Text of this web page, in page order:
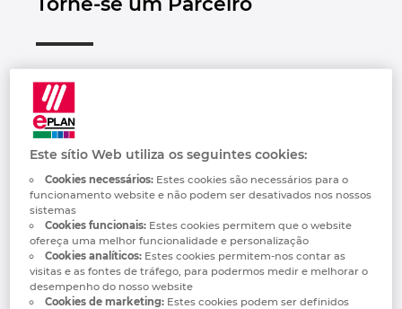
Muito obrigado pelo seu interesse na Rede
de Parceiros EPLAN. Deseja que a sua
empresa se torne um membro? Então, por
favor preencha o formulário de contacto.
Teremos todo o prazer em entrar em
contacto consigo e fornecer-lhe informações
adicionais.
Automação de Edifícios
EPLAN Education para Salas de Aula
EPLAN Collaboration Apps
Trust Center
Brunei
Canada
Chile
China
China Taiwan
Colombia
Este sítio Web utiliza os seguintes cookies:
Cookies necessários:Estes cookies são necessários para o
funcionamento website e não podem ser desativados nos nossos
sistemas
Cookies funcionais:Estes cookies permitem que o website
ofereça uma melhor funcionalidade e personalização
Cookies analíticos:Estes cookies permitem-nos contar as
visitas e as fontes de tráfego, para podermos medir e melhorar o
desempenho do nosso website
Cookies de marketing:Estes cookies podem ser definidos